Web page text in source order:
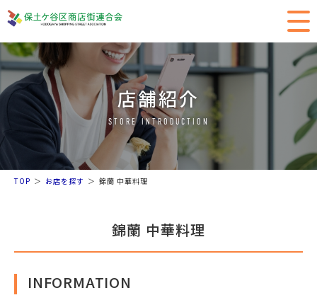
店舗紹介
STORE INTRODUCTION
TOP お店を探す 錦蘭 中華料理
錦蘭 中華料理
INFORMATION